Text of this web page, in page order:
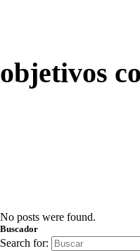
objetivos
No posts were found.
Buscador
Search for: